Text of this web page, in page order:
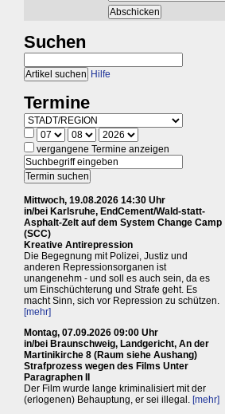
Suchen
Hilfe
Termine
vergangene Termine anzeigen
Mittwoch, 19.08.2026 14:30 Uhr
in/bei Karlsruhe, EndCement/Wald-statt-
Asphalt-Zelt auf dem System Change Camp
(SCC)
Kreative Antirepression
Die Begegnung mit Polizei, Justiz und
anderen Repressionsorganen ist
unangenehm - und soll es auch sein, da es
um Einschüchterung und Strafe geht. Es
macht Sinn, sich vor Repression zu schützen.
[mehr]
Montag, 07.09.2026 09:00 Uhr
in/bei Braunschweig, Landgericht, An der
Martinikirche 8 (Raum siehe Aushang)
Strafprozess wegen des Films Unter
Paragraphen II
Der Film wurde lange kriminalisiert mit der
(erlogenen) Behauptung, er sei illegal. [mehr]